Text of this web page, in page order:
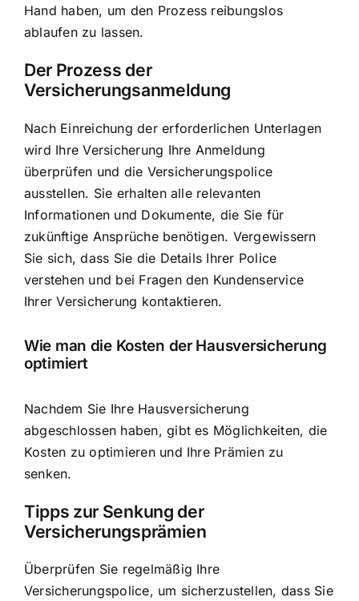
Hand haben, um den Prozess reibungslos
ablaufen zu lassen.
Der Prozess der
Versicherungsanmeldung
Nach Einreichung der erforderlichen Unterlagen
wird Ihre Versicherung Ihre Anmeldung
überprüfen und die Versicherungspolice
ausstellen. Sie erhalten alle relevanten
Informationen und Dokumente, die Sie für
zukünftige Ansprüche benötigen. Vergewissern
Sie sich, dass Sie die Details Ihrer Police
verstehen und bei Fragen den Kundenservice
Ihrer Versicherung kontaktieren.
Wie man die Kosten der Hausversicherung
optimiert
Nachdem Sie Ihre Hausversicherung
abgeschlossen haben, gibt es Möglichkeiten, die
Kosten zu optimieren und Ihre Prämien zu
senken.
Tipps zur Senkung der
Versicherungsprämien
Überprüfen Sie regelmäßig Ihre
Versicherungspolice, um sicherzustellen, dass Sie